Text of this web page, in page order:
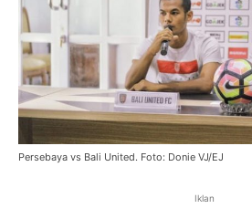
Persebaya vs Bali United. Foto: Donie VJ/EJ
Iklan